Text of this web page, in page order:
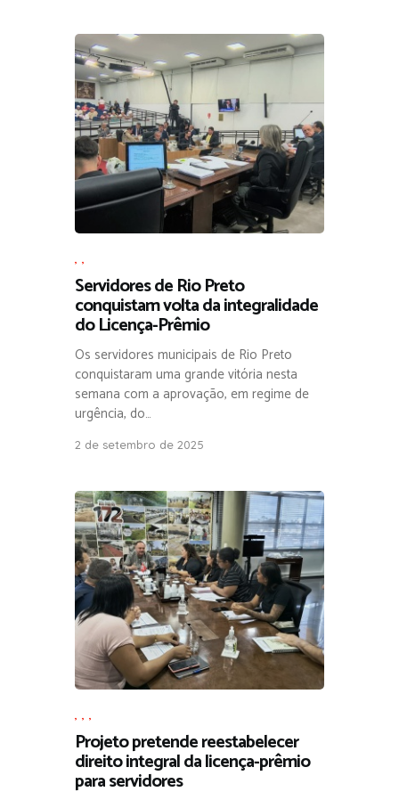
Servidores de Rio Preto
conquistam volta da integralidade
do Licença-Prêmio
Os servidores municipais de Rio Preto
conquistaram uma grande vitória nesta
semana com a aprovação, em regime de
urgência, do…
2 de setembro de 2025
, , ,
Projeto pretende reestabelecer
direito integral da licença-prêmio
para servidores